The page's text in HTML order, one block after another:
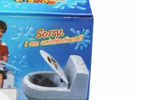
קלפי קסמים
ערכות קסמים